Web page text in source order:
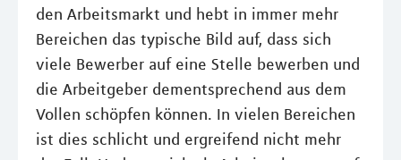
den Arbeitsmarkt und hebt in immer mehr
Bereichen das typische Bild auf, dass sich
viele Bewerber auf eine Stelle bewerben und
die Arbeitgeber dementsprechend aus dem
Vollen schöpfen können. In vielen Bereichen
ist dies schlicht und ergreifend nicht mehr